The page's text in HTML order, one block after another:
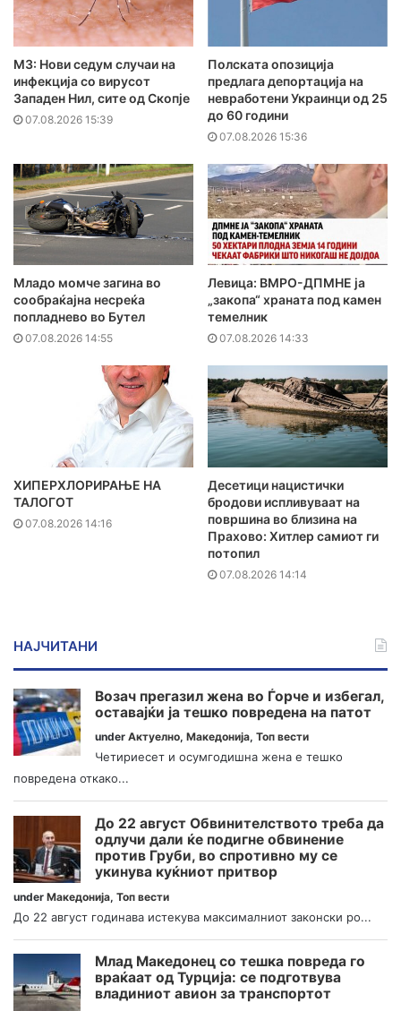
МЗ: Нови седум случаи на
инфекција со вирусот
Западен Нил, сите од Скопје
07.08.2026 15:39
Полската опозиција
предлага депортација на
невработени Украинци од 25
до 60 години
07.08.2026 15:36
Младо момче загина во
сообраќајна несреќа
попладнево во Бутел
07.08.2026 14:55
Левица: ВМРО-ДПМНЕ ја
„закопа“ храната под камен
темелник
07.08.2026 14:33
ХИПЕРХЛОРИРАЊЕ НА
ТАЛОГОТ
07.08.2026 14:16
Десетици нацистички
бродови испливуваат на
површина во близина на
Прахово: Хитлер самиот ги
потопил
07.08.2026 14:14
НАЈЧИТАНИ
Возач прегазил жена во Ѓорче и избегал,
оставајќи ја тешко повредена на патот
under Актуелно, Македонија, Топ вести
Четириесет и осумгодишна жена е тешко
повредена откако...
До 22 август Обвинителството треба да
одлучи дали ќе подигне обвинение
против Груби, во спротивно му се
укинува куќниот притвор
under Македонија, Топ вести
До 22 август годинава истекува максималниот законски ро...
Млад Македонец со тешка повреда го
враќаат од Турција: се подготвува
владиниот авион за транспортот